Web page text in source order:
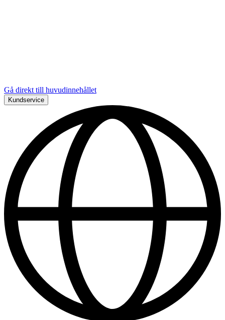
Gå direkt till huvudinnehållet
Kundservice